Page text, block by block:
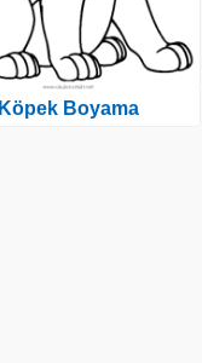
Köpek Boyama